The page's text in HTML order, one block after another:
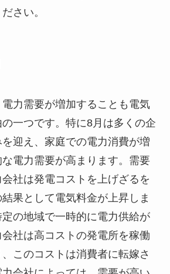
さい。
力需要が増加することも電気
一つです。特に8月は多くの企
迎え、家庭での電力消費が増
電力需要が高まります。需要
社は発電コストを上げざるを
果として電気料金が上昇しま
の地域で一時的に電力供給が
社は高コストの発電所を稼働
このコストは消費者に転嫁さ